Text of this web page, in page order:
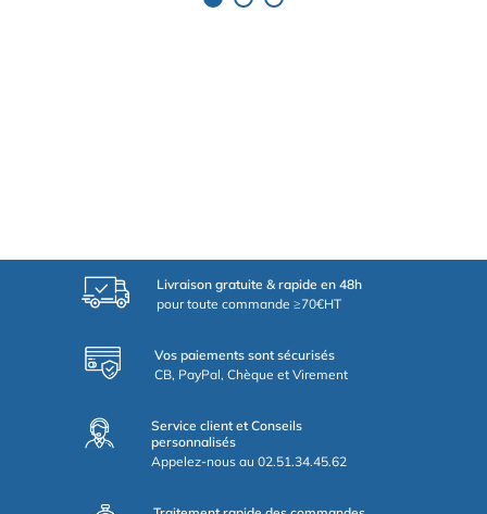
Livraison gratuite & rapide en 48h
pour toute commande ≥70€HT
Vos paiements sont sécurisés
CB, PayPal, Chèque et Virement
Service client et Conseils
personnalisés
Appelez-nous au 02.51.34.45.62